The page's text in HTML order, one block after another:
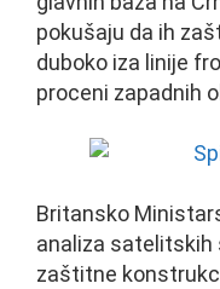
pokušaju da ih
duboko iza linije
proceni zapadnih
Britansko
analiza satelitskih
zaštitne